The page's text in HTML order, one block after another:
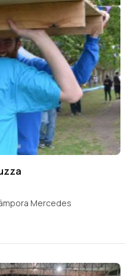
Mercedes